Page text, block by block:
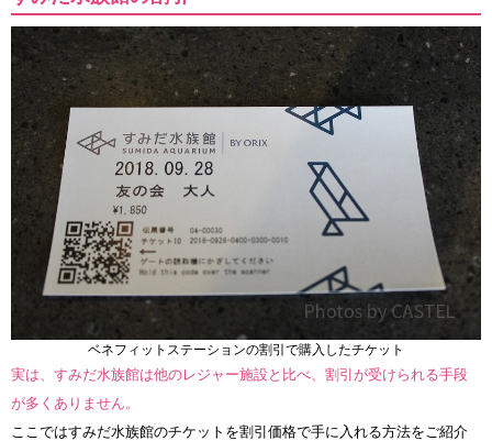
ベネフィットステーションの割引で購入したチケット
実は、すみだ水族館は他のレジャー施設と比べ、割引が受けられる手段
が多くありません。
ここではすみだ水族館のチケットを割引価格で手に入れる方法をご紹介